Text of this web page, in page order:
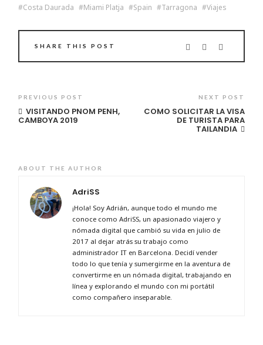
Costa Daurada Miami Platja Spain Tarragona Viajes
SHARE THIS POST
PREVIOUS POST
VISITANDO PNOM PENH,
CAMBOYA 2019
NEXT POST
COMO SOLICITAR LA VISA
DE TURISTA PARA
TAILANDIA
ABOUT THE AUTHOR
AdriSS
¡Hola! Soy Adrián, aunque todo el mundo me
conoce como AdriSS, un apasionado viajero y
nómada digital que cambió su vida en julio de
2017 al dejar atrás su trabajo como
administrador IT en Barcelona. Decidí vender
todo lo que tenía y sumergirme en la aventura de
convertirme en un nómada digital, trabajando en
línea y explorando el mundo con mi portátil
como compañero inseparable.